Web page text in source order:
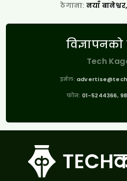
ठेगाना: नयाँ
Tech
इमेल:
फोन: 01-5244366,